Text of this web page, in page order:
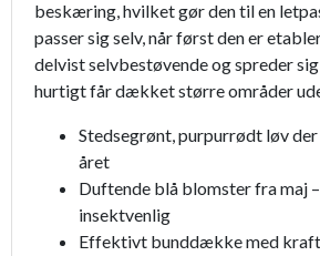
beskæring, hvilket gør den til en
passer sig selv, når først den er
delvist selvbestøvende og spreder
hurtigt får dækket større områder
Stedsegrønt, purpurrødt løv
året
Duftende blå blomster fra maj
insektvenlig
Effektivt bunddække med